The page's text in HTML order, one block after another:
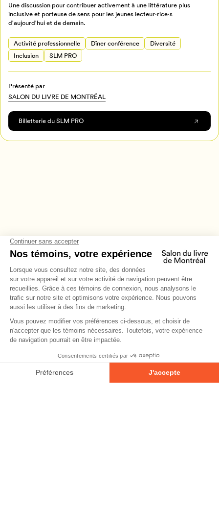
Une discussion pour contribuer activement à une littérature plus
inclusive et porteuse de sens pour les jeunes lecteur·rice·s
d'aujourd'hui et de demain.
Activité professionnelle Dîner conférence
Diversité
Inclusion
SLM PRO
Présenté par
SALON DU LIVRE DE MONTRÉAL
Billetterie du SLM PRO